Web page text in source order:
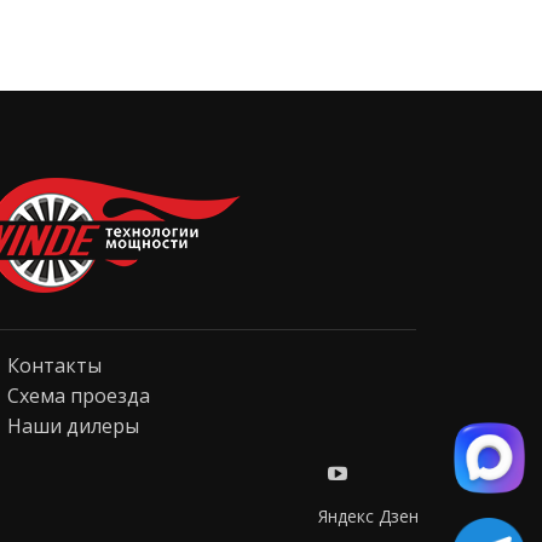
Контакты
Схема проезда
Наши дилеры
Яндекс Дзен